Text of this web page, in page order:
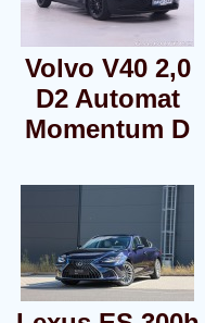
Volvo V40 2,0
D2 Automat
Momentum D